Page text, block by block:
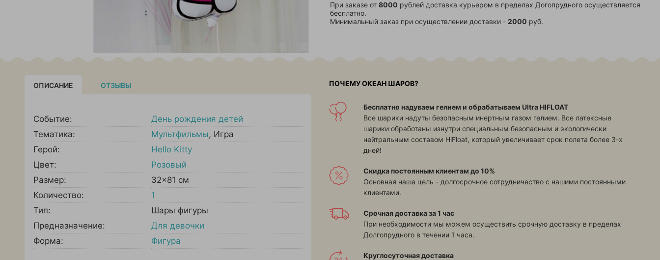
При заказе от 8000 рублей доставка курьером в пределах Догопрудного осуществляется
бесплатно.
Минимальный заказ при осуществлении доставки - 2000 руб.
ОПИСАНИЕ ОТЗЫВЫ
Событие:
День рождения детей
Тематика:
Мультфильмы, Игра
Герой:
Hello Kitty
Цвет:
Розовый
Размер:
32x81 см
Количество:
1
Тип:
Шары фигуры
Предназначение:
Для девочки
Форма:
Фигура
ПОЧЕМУ ОКЕАН ШАРОВ?
Бесплатно надуваем гелием и обрабатываем Ultra HIFLOAT
Все шарики надуты безопасным инертным газом гелием. Все латексные
шарики обработаны изнутри специальным безопасным и экологически
нейтральным составом HiFloat, который увеличивает срок полета более 3-х
дней!
Скидка постоянным клиентам до 10%
Основная наша цель - долгосрочное сотрудничество с нашими постоянными
клиентами.
Срочная доставка за 1 час
При необходимости мы можем осуществить срочную доставку в пределах
Долгопрудного в течении 1 часа.
Круглосуточная доставка